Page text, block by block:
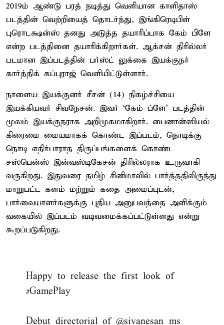
2019ம் ஆண்டு பரத் நடித்து வெளியான காளிதாஸ்
படத்தின் வெற்றியைத் தொடர்ந்து, இங்கிரெடிபிள்
புரொடக்ஷன்ஸ் தனது அடுத்த தயாரிப்பாக கேம் பிளே
என்ற படத்தினை தயாரிக்கிறார்கள். ஆக்சன் திரில்லர்
படமான இப்படத்தின் பர்ஸ்ட் லுக்கை இயக்குநர்
கார்த்திக் சுப்புராஜ் வெளியிட்டுள்ளார்.
நாளைய இயக்குனர் சீசன் (1–4) நிகழ்ச்சியை
இயக்கியவர் சிவநேசன். இவர் ‘கேம் ப்ளே’ படத்தின்
மூலம் இயக்குநராக அறிமுகமாகிறார். பைனான்ஸியல்
கிரைமை மையமாகக் கொண்ட இப்படம், நொடிக்கு
நொடி எதிர்பாராத திருப்பங்களைக் கொண்ட
சஸ்பென்ஸ் இன்வஸ்டிகேசன் திரில்லராக உருவாகி
வருகிறது. இதுவரை தமிழ் சினிமாவில் பார்த்ததிலிருந்து
மாறுபட்ட களம் மற்றும் கதை அமைப்புடன்,
பார்வையாளர்களுக்கு புதிய அனுபவத்தை அளிக்கும்
வகையில் இப்படம் வடிவமைக்கப்பட்டுள்ளது என்று
கூறப்படுகிறது.
Happy to release the first look of
#GamePlay
Debut directorial of @sivanesan_ms